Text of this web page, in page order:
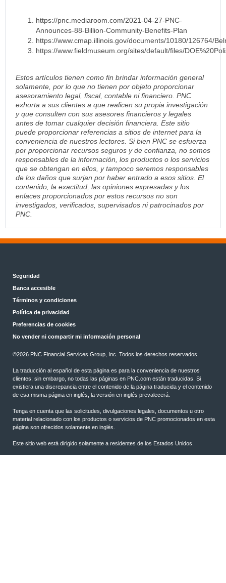
https://pnc.mediaroom.com/2021-04-27-PNC-
Announces-88-Billion-Community-Benefits-Plan
https://www.cmap.illinois.gov/documents/10180/126764/
https://www.fieldmuseum.org/sites/default/files/
Estos artículos tienen como fin brindar información general
solamente, por lo que no tienen por objeto proporcionar
asesoramiento legal, fiscal, contable ni financiero. PNC
exhorta a sus clientes a que realicen su propia investigación
y que consulten con sus asesores financieros y legales
antes de tomar cualquier decisión financiera. Este sitio
puede proporcionar referencias a sitios de internet para la
conveniencia de nuestros lectores. Si bien PNC se esfuerza
por proporcionar recursos seguros y de confianza, no somos
responsables de la información, los productos o los servicios
que se obtengan en ellos, y tampoco seremos responsables
de los daños que surjan por haber entrado a esos sitios. El
contenido, la exactitud, las opiniones expresadas y los
enlaces proporcionados por estos recursos no son
investigados, verificados, supervisados ni patrocinados por
PNC.
Seguridad
Banca accesible
Términos y condiciones
Política de privacidad
Preferencias de cookies
No vender ni compartir mi información personal
©2026 PNC Financial Services Group, Inc. Todos los derechos reservados.
La traducción al español de esta página es para la conveniencia de nuestros
clientes; sin embargo, no todas las páginas en PNC.com están traducidas. Si
existiera una discrepancia entre el contenido de la página traducida y el contenido
de esa misma página en inglés, la versión en inglés prevalecerá.
Tenga en cuenta que las solicitudes, divulgaciones legales, documentos u otro
material relacionado con los productos o servicios de PNC promocionados en esta
página son ofrecidos solamente en inglés.
Este sitio web está dirigido solamente a residentes de los Estados Unidos.